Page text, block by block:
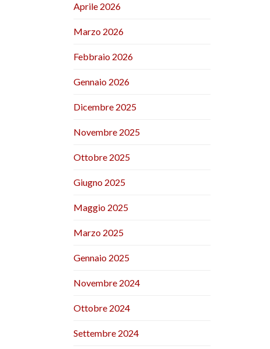
Aprile 2026
Marzo 2026
Febbraio 2026
Gennaio 2026
Dicembre 2025
Novembre 2025
Ottobre 2025
Giugno 2025
Maggio 2025
Marzo 2025
Gennaio 2025
Novembre 2024
Ottobre 2024
Settembre 2024